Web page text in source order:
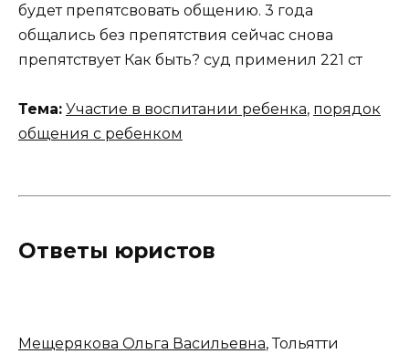
будет препятcвовать общению. 3 года
общались без препятствия сейчас снова
препятствует Как быть? суд применил 221 ст
Тема: Участие в воспитании ребенка, порядок
общения с ребенком
Ответы юристов
Мещерякова Ольга Васильевна, Тольятти